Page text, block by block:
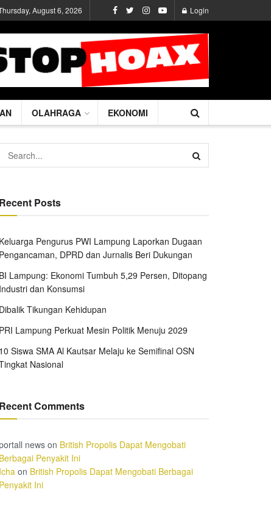
August 6, 2026 Login
OLAHRAGA EKONOMI
Recent Posts
Keluarga Pengurus PWI Lampung Laporkan Dugaan
Pengancaman, DPRD dan Jurnalis Beri Dukungan
BI Lampung: Ekonomi Tumbuh 5,29 Persen, Ditopang
Industri dan Konsumsi
Dibalik Tikungan Kehidupan
PRI Lampung Perkuat Mesin Politik Menuju 2029
10 Siswa SMA Al Kautsar Melaju ke Semifinal OSN
Nasional
Recent Comments
news on British Propolis Dapat Mengobati
Berbagai Penyakit Ini
Icha on British Propolis Dapat Mengobati Berbagai
Penyakit Ini